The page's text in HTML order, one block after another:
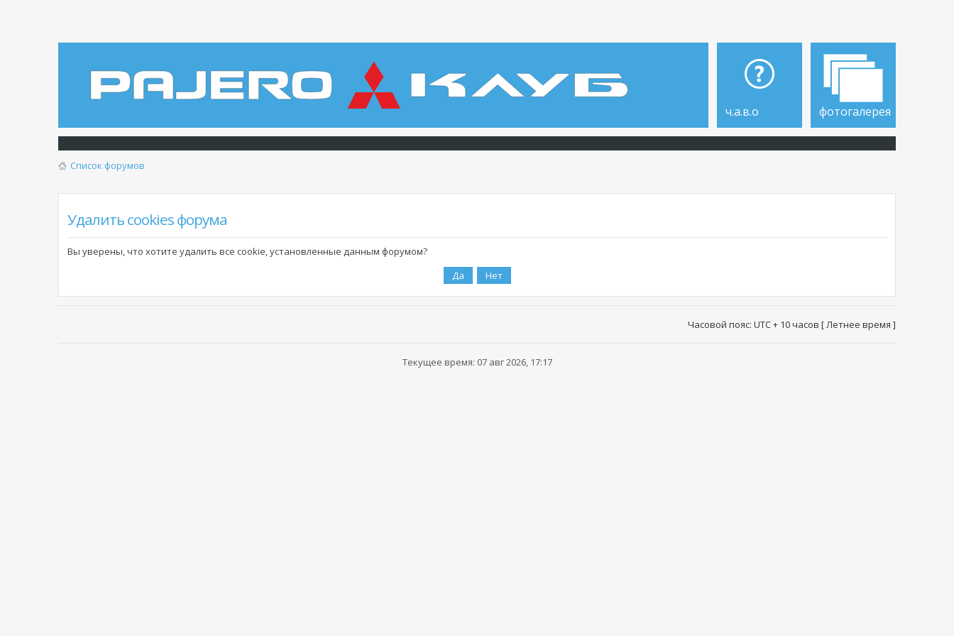
ч.а.в.о фотогалерея
Список форумов
Удалить cookies форума
Вы уверены, что хотите удалить все cookie, установленные данным форумом?
Часовой пояс: UTC + 10 часов [ Летнее время ]
Текущее время: 07 авг 2026, 17:17